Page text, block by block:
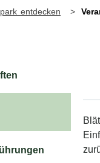
entdecken